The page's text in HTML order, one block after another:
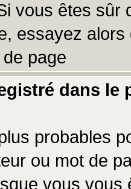
vous êtes sûr
essayez
page
dans le
probables
ou mot de
vous